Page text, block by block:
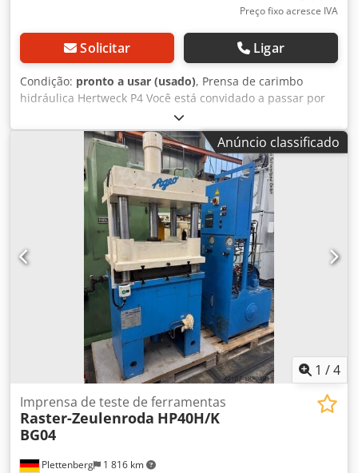
Preço fixo acresce IVA
Solicitar Ligar
Condição: pronto a usar (usado), Prensa de carimbo
hidráulica Hertweck P4 Você está convidado a passar por
aqui para ver. Ficaríamos felizes em arranjar uma empresa
de transporte econômica para você Csdpfx Aovux Spjcnorf
organizar! Você receberá uma fatura adequada. Uma
fatura líquida também pode ser criada para clientes
estrangeiros. O pré-requisito é um número de
identificação de IVA válido. Sujeito a venda prévia. Visite
nossa loja e confira nossas outras ofertas. Os nomes de
empresas e marcas registradas fornecidos são de
propriedade de seus proprietários e são usados
exclusivamente para identificar e descrever os produtos.
Podem ocorrer desvios dos dados técnicos, bem como
erros na descrição do item e permanecem reservados
Anúncio classificado
1 /4
Plettenberg 1 816 km
Imprensa de teste de ferramentas
Raster-Zeulenroda HP40H/K
BG04